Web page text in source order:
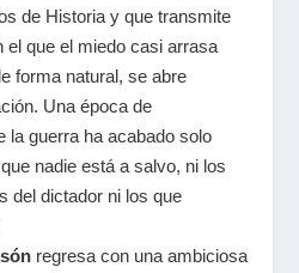
de Historia y que transmite
el que el miedo casi arrasa
forma natural, se abre
Una época de
la guerra ha acabado solo
nadie está a salvo, ni los
del dictador ni los que
regresa con una ambiciosa